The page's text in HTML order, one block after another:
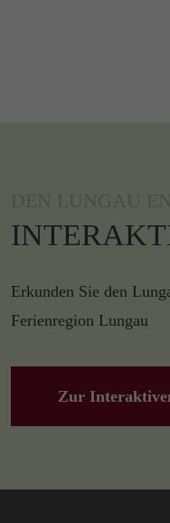
Erkunden Sie den
Ferienregion Lungau
Zur